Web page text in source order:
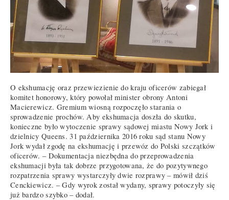
O ekshumację oraz przewiezienie do kraju oficerów zabiegał
komitet honorowy, który powołał minister obrony Antoni
Macierewicz. Gremium wiosną rozpoczęło starania o
sprowadzenie prochów. Aby ekshumacja doszła do skutku,
konieczne było wytoczenie sprawy sądowej miastu Nowy Jork i
dzielnicy Queens. 31 października 2016 roku sąd stanu Nowy
Jork wydał zgodę na ekshumację i przewóz do Polski szczątków
oficerów. – Dokumentacja niezbędna do przeprowadzenia
ekshumacji była tak dobrze przygotowana, że do pozytywnego
rozpatrzenia sprawy wystarczyły dwie rozprawy – mówił dziś
Cenckiewicz. – Gdy wyrok został wydany, sprawy potoczyły się
już bardzo szybko – dodał.